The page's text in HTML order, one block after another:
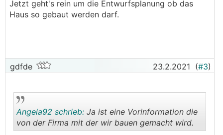
Wozu genau hat die Gemeinde ein "OKAY"
Beim Gebietsbauamt sitzen Sachverständige.
Das sind "Amtssachverständige", d.h. die arbeiten
Man kann sich dort als Privatperson beraten
lassen. Ein "Gutachten" zu einem Einreichprojekt
wird aber nur dann erstellt, wenn die Baubehörde
das beantragt und nicht dein Architekt.
Jetzt geht's rein um die Entwurfsplanung ob das
Haus so gebaut werden darf.
gdfde 23.2.2021 (#3)
Angela92 schrieb: Ja ist eine Vorinformation die
von der Firma mit der wir bauen gemacht wird.